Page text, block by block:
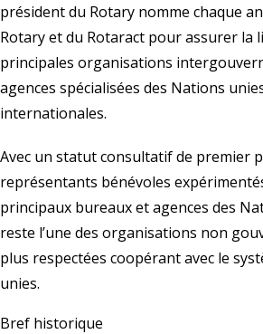
président du Rotary nomme chaque
Rotary et du Rotaract pour assurer la
principales organisations
agences spécialisées des Nations
internationales.
Avec un statut consultatif de premier
représentants bénévoles
principaux bureaux et agences des
reste l’une des organisations non
plus respectées coopérant avec le
unies.
Bref historique